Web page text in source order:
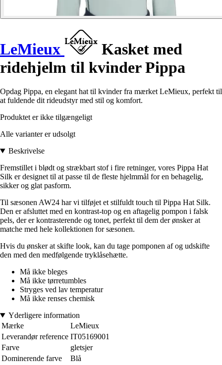
LeMieux
Kasket med
ridehjelm til kvinder Pippa
Opdag Pippa, en elegant hat til kvinder fra mærket LeMieux, perfekt til
at fuldende dit rideudstyr med stil og komfort.
Produktet er ikke tilgængeligt
Alle varianter er udsolgt
Beskrivelse
Fremstillet i blødt og strækbart stof i fire retninger, vores Pippa Hat
Silk er designet til at passe til de fleste hjelmmål for en behagelig,
sikker og glat pasform.
Til sæsonen AW24 har vi tilføjet et stilfuldt touch til Pippa Hat Silk.
Den er afsluttet med en kontrast-top og en aftagelig pompon i falsk
pels, der er kontrasterende og tonet, perfekt til dem der ønsker at
matche med hele kollektionen for sæsonen.
Hvis du ønsker at skifte look, kan du tage pomponen af og udskifte
den med den medfølgende tryklåsehætte.
Må ikke bleges
Må ikke tørretumbles
Stryges ved lav temperatur
Må ikke renses chemisk
Yderligere information
Mærke
LeMieux
Leverandør reference IT05169001
Farve
gletsjer
Dominerende farve
Blå